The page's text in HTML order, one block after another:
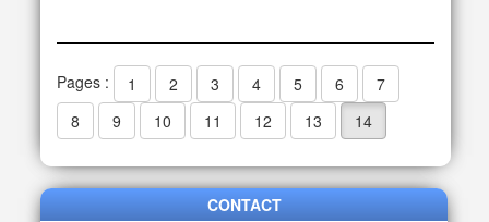
Pages : 1 2 3 4 5 6
7
8
9 10 11 12 13 14
CONTACT